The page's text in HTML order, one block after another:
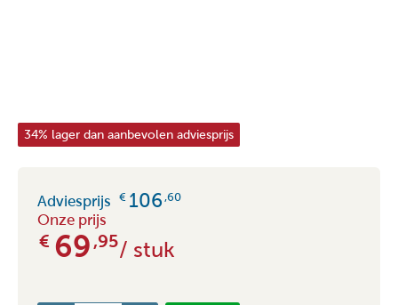
34% lager dan aanbevolen adviesprijs
Onze prijs
€ 69 ,95/ stuk
Adviesprijs € 106 ,60